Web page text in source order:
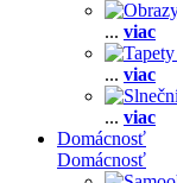
... viac
... viac
... viac
Domácnosť
Domácnosť